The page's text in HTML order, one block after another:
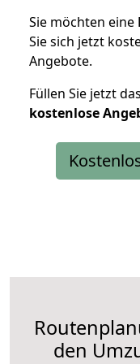
Sie möchten eine
Sie sich jetzt
Angebote.
Füllen Sie jetzt
kostenlose
den